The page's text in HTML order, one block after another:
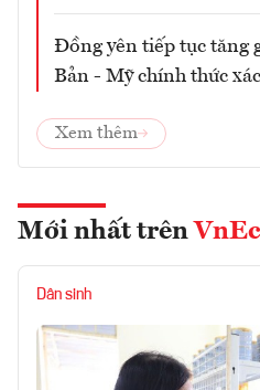
Đồng yên tiếp tục tăng
Bản - Mỹ chính thức
Xem thêm
Mới nhất trên
Dân sinh